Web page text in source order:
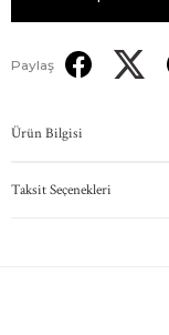
Paylaş
Ürün Bilgisi
Taksit Seçenekleri